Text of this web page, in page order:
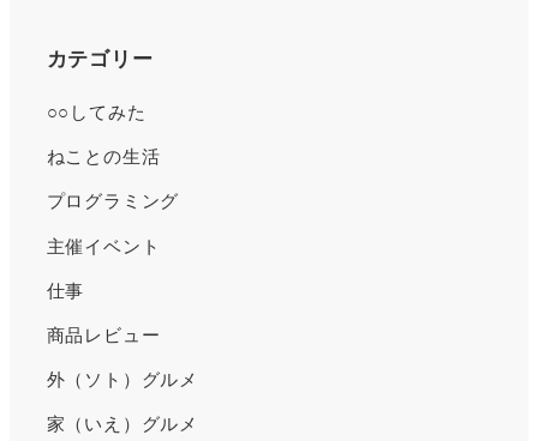
カテゴリー
○○してみた
ねことの生活
プログラミング
主催イベント
仕事
商品レビュー
外（ソト）グルメ
家（いえ）グルメ